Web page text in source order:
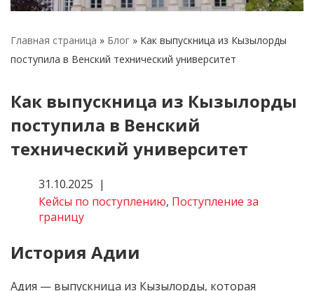
Поступление за границу
США
Турция
Языковые лагеря
Главная страница » Блог » Как выпускница из Кызылорды
поступила в Венский технический университет
Как выпускница из Кызылорды
поступила в Венский
технический университет
31.10.2025
Кейсы по поступлению, Поступление за
границу
История Адии
Адия — выпускница из Кызылорды, которая